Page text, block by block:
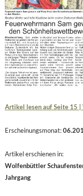
Artikel lesen auf Seite 15
Erscheinungsmonat:
Artikel erschienen in:
Wolfenbüttler
Jahrgang